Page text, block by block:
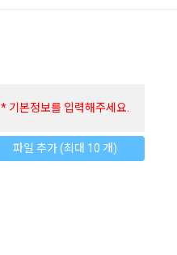
* 기본정보를 입력해주세요.
파일 추가 (최대 10 개)